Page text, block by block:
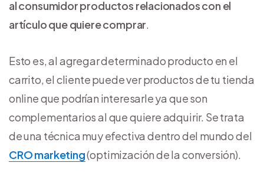
al consumidor productos relacionados con el
artículo que quiere comprar.
Esto es, al agregar determinado producto en el
carrito, el cliente puede ver productos de tu tienda
online que podrían interesarle ya que son
complementarios al que quiere adquirir. Se trata
de una técnica muy efectiva dentro del mundo del
CRO marketing(optimización de la conversión).